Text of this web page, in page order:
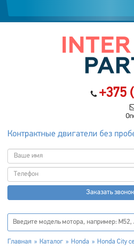
+375
Контрактные двигатели без
Заказать звонок
Главная Каталог Honda Honda City